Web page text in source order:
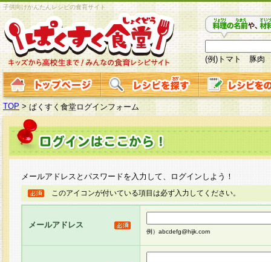
子供向けかんたんレシピの食育サイト
(例)トマト 豚肉
TOP > ぱくすく食堂ログインフォーム
メールアドレスとパスワードを入力して、ログインしよう！
このアイコンが付いている項目は必ず入力してください。
メールアドレス
例）abcdefg@hijk.com